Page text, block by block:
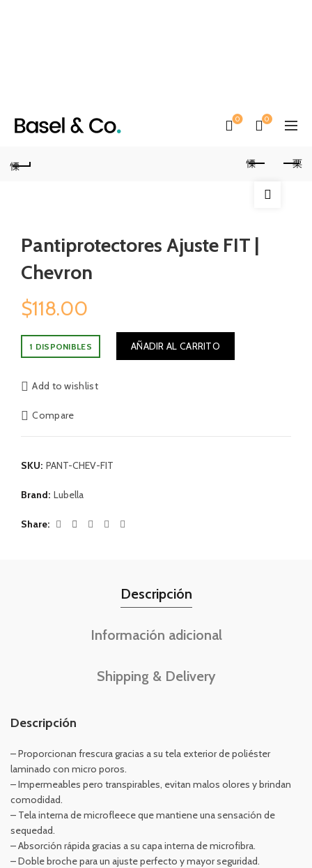
0 0
Pantiprotectores Ajuste FIT |
Chevron
$118.00
1 DISPONIBLES AÑADIR AL CARRITO
Add to wishlist
Compare
SKU: PANT-CHEV-FIT
Brand: Lubella
Share
Descripción
Información adicional
Shipping & Delivery
Descripción
– Proporcionan frescura gracias a su tela exterior de poliéster
laminado con micro poros.
– Impermeables pero transpirables, evitan malos olores y brindan
comodidad.
– Tela interna de microfleece que mantiene una sensación de
sequedad.
– Absorción rápida gracias a su capa interna de microfibra.
– Doble broche para un ajuste perfecto y mayor seguridad.